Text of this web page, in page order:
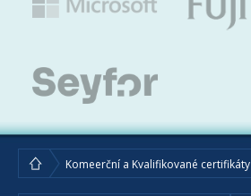
Komeerční a Kvalifikované certifikáty